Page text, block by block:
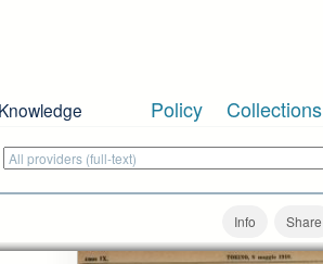
Policy Collections
Info Share